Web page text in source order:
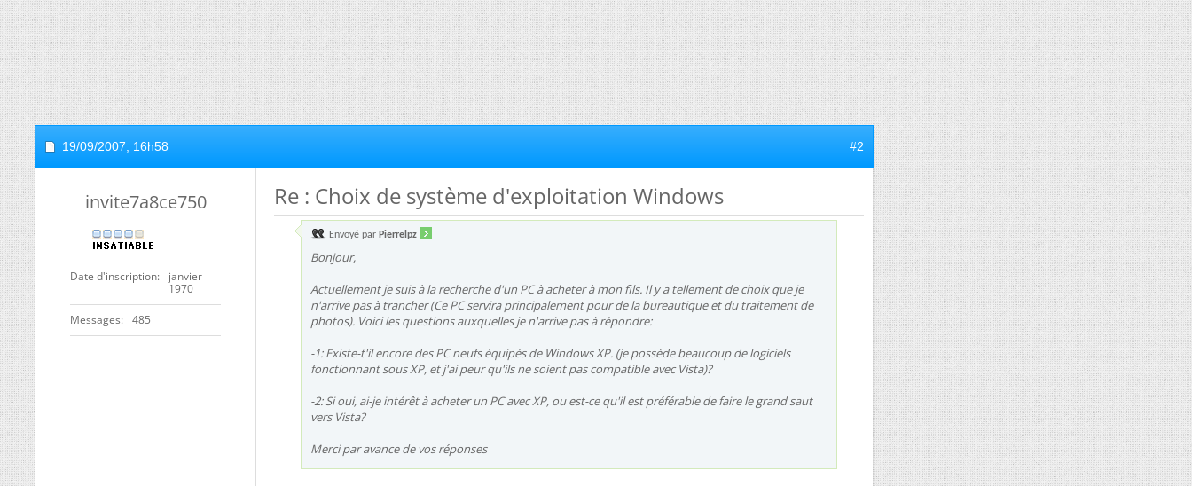
19/09/2007, 16h58 #2
invite7a8ce750
Date d'inscription
janvier
1970
Messages 485
Re : Choix de système d'exploitation Windows
Envoyé par Pierrelpz
Bonjour,
Actuellement je suis à la recherche d'un PC à acheter à mon fils. Il y a tellement de choix que je
n'arrive pas à trancher (Ce PC servira principalement pour de la bureautique et du traitement de
photos). Voici les questions auxquelles je n'arrive pas à répondre:
-1: Existe-t'il encore des PC neufs équipés de Windows XP. (je possède beaucoup de logiciels
fonctionnant sous XP, et j'ai peur qu'ils ne soient pas compatible avec Vista)?
-2: Si oui, ai-je intérêt à acheter un PC avec XP, ou est-ce qu'il est préférable de faire le grand saut
vers Vista?
Merci par avance de vos réponses